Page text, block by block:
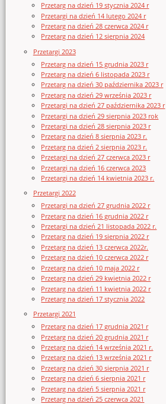
Przetarg na dzień 19 stycznia 2024 r
Przetargi na dzień 14 lutego 2024 r
Przetarg na dzień 28 czerwca 2024 r
Przetarg na dzień 12 sierpnia 2024
Przetargi 2023
Przetarg na dzień 15 grudnia 2023 r
Przetarg na dzień 6 listopada 2023 r
Przetarg na dzień 30 października 2023 r
Przetarg na dzień 29 września 2023 r
Przetargi na dzień 27 października 2023 r
Przetargi na dzień 29 sierpnia 2023 rok
Przetargi na dzień 28 sierpnia 2023 r
Przetarg na dzień 8 sierpnia 2023 r.
Przetarg na dzień 2 sierpnia 2023 r.
Przetargi na dzień 27 czerwca 2023 r
Przetargi na dzień 16 czerwca 2023
Przetargi na dzień 14 kwietnia 2023 r.
Przetargi 2022
Przetargi na dzień 27 grudnia 2022 r
Przetarg na dzień 16 grudnia 2022 r
Przetargi na dzień 21 listopada 2022 r.
Przetarg na dzień 19 sierpnia 2022 r
Przetarg na dzień 13 czerwca 2022r.
Przetarg na dzień 10 czerwca 2022 r
Przetarg na dzień 10 maja 2022 r
Przetarg na dzień 29 kwietnia 2022 r
Przetarg na dzień 11 kwietnia 2022 r
Przetarg na dzień 17 stycznia 2022
Przetargi 2021
Przetarg na dzień 17 grudnia 2021 r
Przetarg na dzień 20 grudnia 2021 r
Przetarg na dzień 14 września 2021 r.
Przetarg na dzień 13 września 2021 r
Przetarg na dzień 30 sierpnia 2021 r
Przetarg na dzień 6 sierpnia 2021 r
Przetarg na dzień 5 sierpnia 2021 r
Przetarg na dzień 25 czerwca 2021